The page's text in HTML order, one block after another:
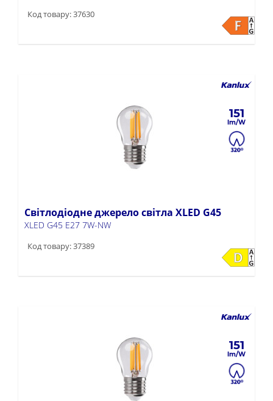
Код товару: 37630
151
Світлодіодне джерело світла XLED G45
XLED G45 E27 7W-NW
Код товару: 37389
151